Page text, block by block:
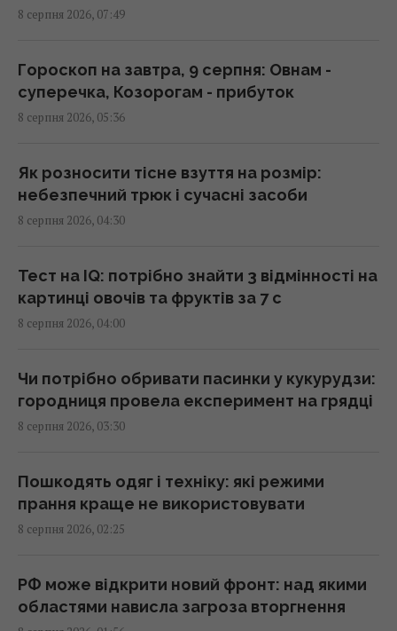
Росіяни вчергове атакували Київ: виникли
08:09 субота, 08 серпня 2026
Чи можна їсти огризок яблука: що
07:55 субота, 08 серпня 2026
РФ повністю знищила житловий будинок на
дитина
07:36 субота, 08 серпня 2026
показало, в якій ягоді більше поживних
речовин
07:31 субота, 08 серпня 2026
Три Спаси, Успіння та Усікновення:
православний календар на серпень 2026
07:30 субота, 08 серпня 2026
Магнітна буря охопить Землю: свіжий
прогноз на 3 дні (графік)
07:10 субота, 08 серпня 2026
8 серпня 2026, 07:49
Гороскоп на завтра, 9 серпня: Овнам -
суперечка, Козорогам - прибуток
8 серпня 2026, 05:36
Як розносити тісне взуття на розмір:
небезпечний трюк і сучасні засоби
8 серпня 2026, 04:30
Тест на IQ: потрібно знайти 3 відмінності на
картинці овочів та фруктів за 7 с
8 серпня 2026, 04:00
Чи потрібно обривати пасинки у кукурудзи:
городниця провела експеримент на грядці
8 серпня 2026, 03:30
Пошкодять одяг і техніку: які режими
прання краще не використовувати
8 серпня 2026, 02:25
РФ може відкрити новий фронт: над якими
областями нависла загроза вторгнення